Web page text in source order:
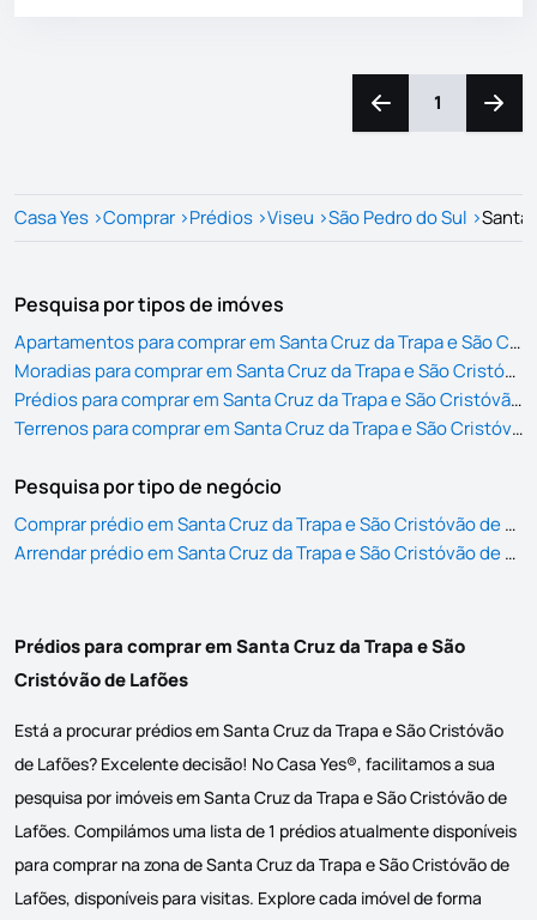
Navegação para a
1
Casa Yes >Comprar >Prédios >Viseu >São Pedro do Sul >Santa
Pesquisa por tipos de imóves
Apartamentos para comprar em Santa Cruz da Trapa e São Cristóvão de Lafões
Moradias para comprar em Santa Cruz da Trapa e São Cristóvão de Lafões
Prédios para comprar em Santa Cruz da Trapa e São Cristóvão de Lafões
Terrenos para comprar em Santa Cruz da Trapa e São Cristóvão de Lafões
Pesquisa por tipo de negócio
Comprar prédio em Santa Cruz da Trapa e São Cristóvão de Lafões
Arrendar prédio em Santa Cruz da Trapa e São Cristóvão de Lafões
Prédios para comprar em Santa Cruz da Trapa e São
Cristóvão de Lafões
Está a procurar prédios em Santa Cruz da Trapa e São Cristóvão
de Lafões? Excelente decisão! No Casa Yes®, facilitamos a sua
pesquisa por imóveis em Santa Cruz da Trapa e São Cristóvão de
Lafões. Compilámos uma lista de 1 prédios atualmente disponíveis
para comprar na zona de Santa Cruz da Trapa e São Cristóvão de
Lafões, disponíveis para visitas. Explore cada imóvel de forma